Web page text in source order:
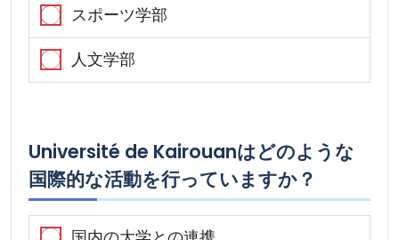
スポーツ学部
人文学部
Université de Kairouanはどのような
国際的な活動を行っていますか？